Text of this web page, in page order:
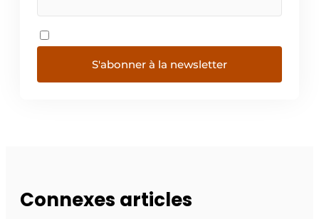
S'abonner à la newsletter
Connexes articles